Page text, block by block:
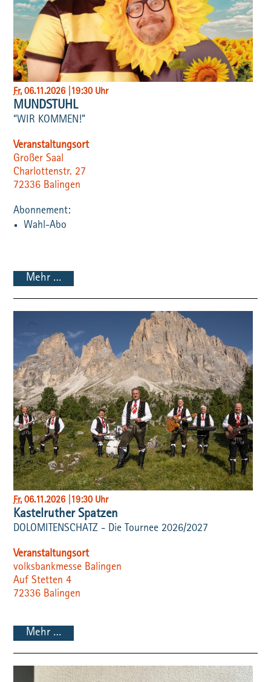
Fr, 06.11.2026 19:30 Uhr
MUNDSTUHL
“WIR KOMMEN!”
Veranstaltungsort
Großer Saal
Charlottenstr. 27
72336 Balingen
Wahl-Abo
Mehr …
Fr, 06.11.2026 19:30 Uhr
Kastelruther Spatzen
DOLOMITENSCHATZ - Die Tournee 2026/2027
Veranstaltungsort
volksbankmesse Balingen
Auf Stetten 4
72336 Balingen
Mehr …